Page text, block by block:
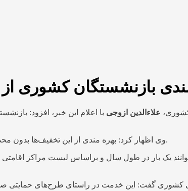
بازنشستگان کشوری از
علاءالدین ازوجی با اعلام این خبر، افزود:
وی اظهار کرد: بهره مندی از این تخفیف‌ها بدون محدودیت در تعداد دفعات استفاده سالانه برای بازنشستگان و وظیفه بگیران صندوق قابلیت دارد.